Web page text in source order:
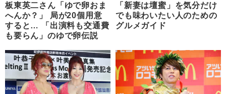
板東英二さん「ゆで卵おま
へんか？」 局が20個用意
すると… 「出演料も交通費
も要らん」のゆで卵伝説
「新妻は壇蜜」を気分だけ
でも味わいたい人のための
グルメガイド